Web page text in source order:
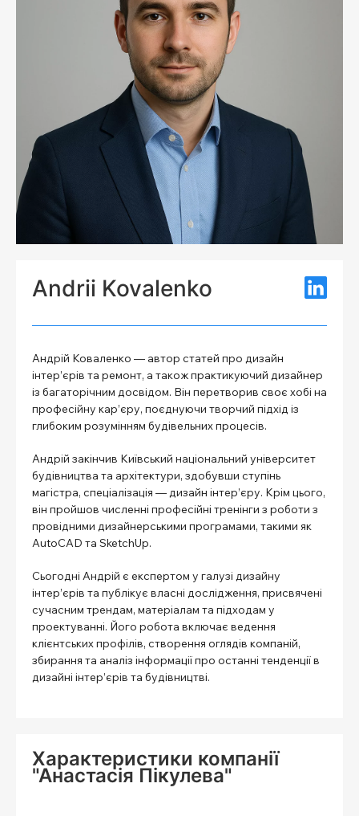
Andrii Kovalenko
Андрій Коваленко — автор статей про дизайн
інтер’єрів та ремонт, а також практикуючий дизайнер
із багаторічним досвідом. Він перетворив своє хобі на
професійну кар’єру, поєднуючи творчий підхід із
глибоким розумінням будівельних процесів.
Андрій закінчив Київський національний університет
будівництва та архітектури, здобувши ступінь
магістра, спеціалізація — дизайн інтер’єру. Крім цього,
він пройшов численні професійні тренінги з роботи з
провідними дизайнерськими програмами, такими як
AutoCAD та SketchUp.
Сьогодні Андрій є експертом у галузі дизайну
інтер’єрів та публікує власні дослідження, присвячені
сучасним трендам, матеріалам та підходам у
проектуванні. Його робота включає ведення
клієнтських профілів, створення оглядів компаній,
збирання та аналіз інформації про останні тенденції в
дизайні інтер’єрів та будівництві.
Характеристики компанії
"Анастасія Пікулева"